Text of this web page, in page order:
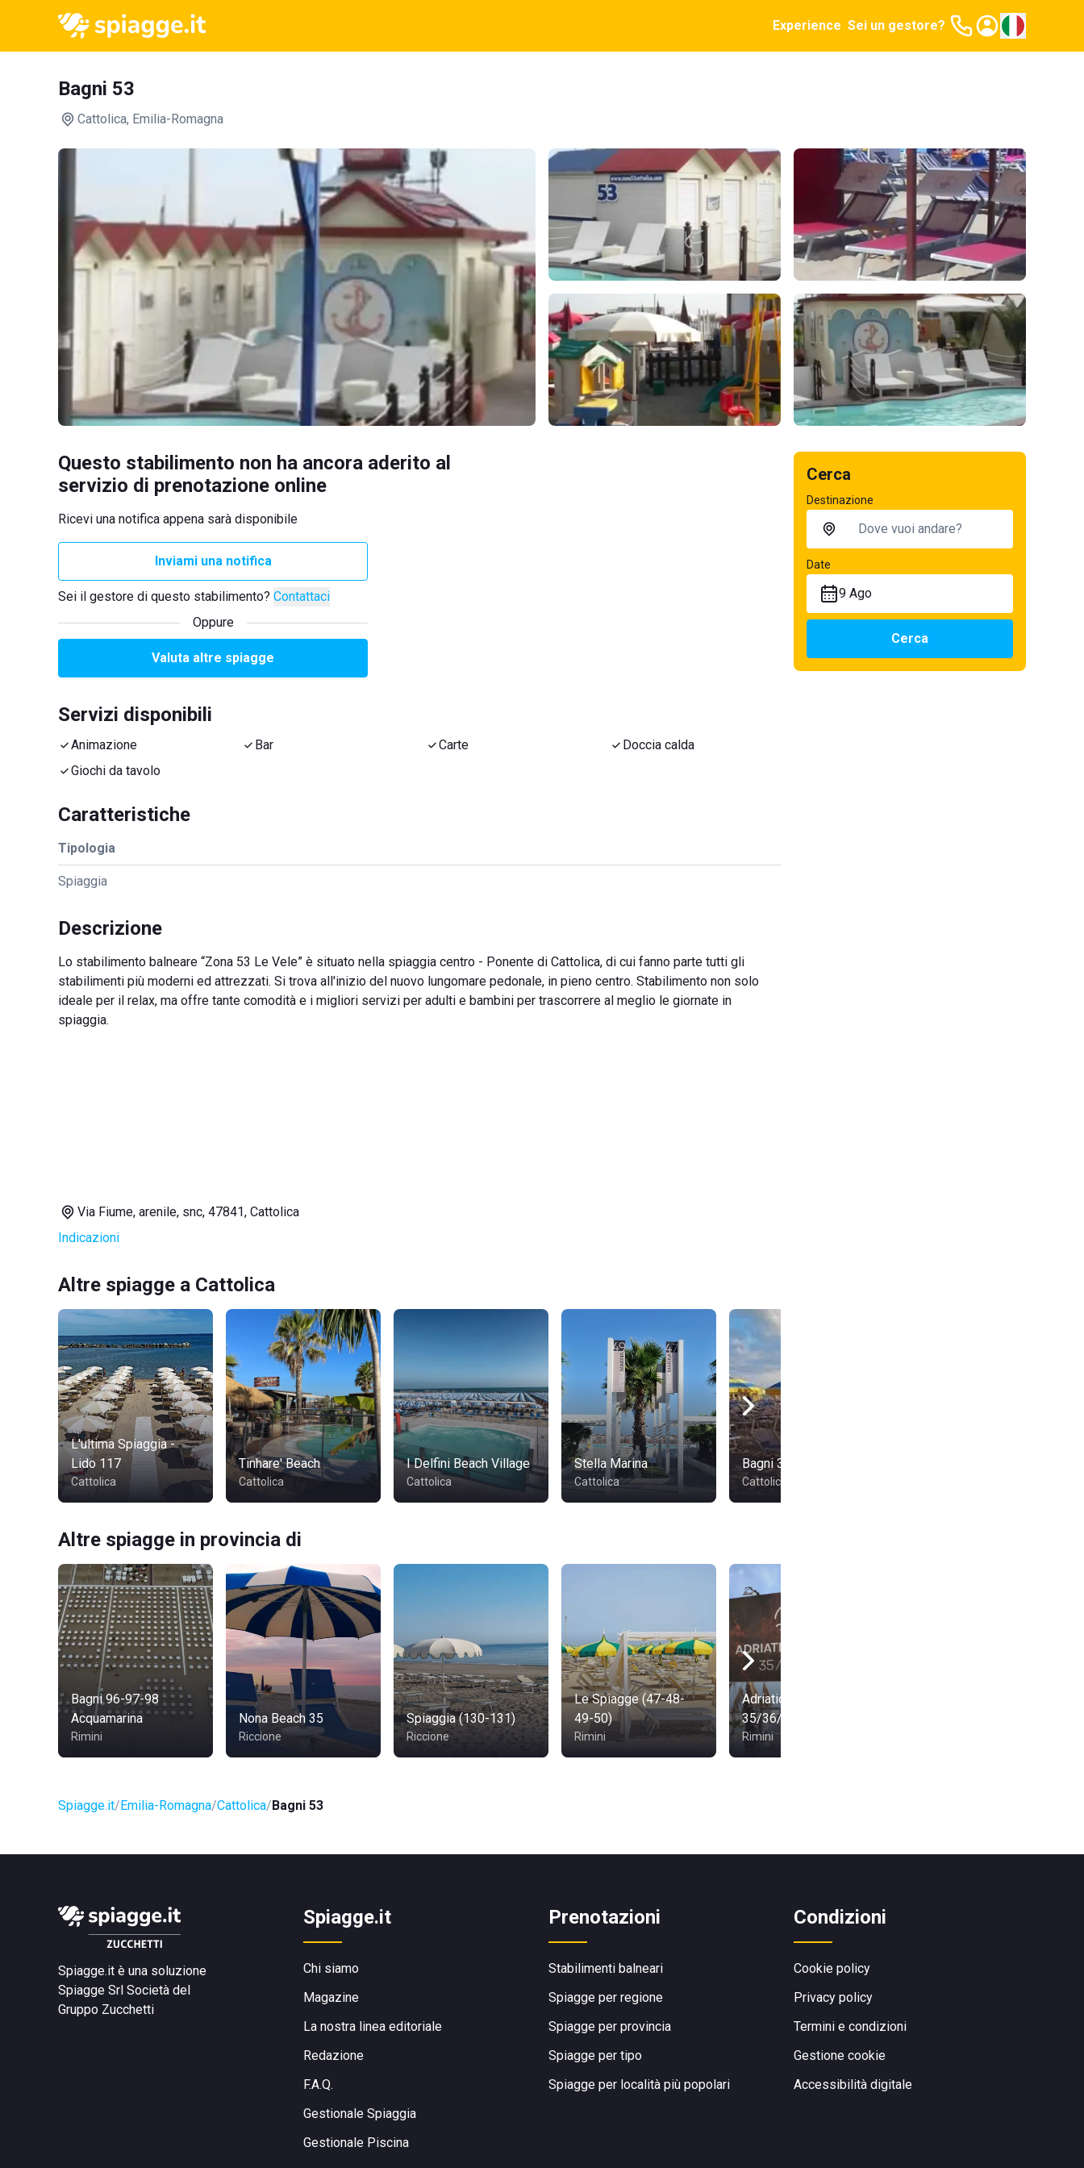
Experience Sei un gestore?
Bagni 53
Cattolica, Emilia-Romagna
Questo stabilimento non ha ancora aderito al
servizio di prenotazione online
Ricevi una notifica appena sarà disponibile
Inviami una notifica
Sei il gestore di questo stabilimento? Contattaci
Oppure
Valuta altre spiagge
Servizi disponibili
Animazione Bar Carte
Doccia calda
Giochi da tavolo
Caratteristiche
Tipologia
Spiaggia
Descrizione
Lo stabilimento balneare “Zona 53 Le Vele” è situato nella spiaggia centro - Ponente di Cattolica, di cui fanno parte tutti gli
stabilimenti più moderni ed attrezzati. Si trova all'inizio del nuovo lungomare pedonale, in pieno centro. Stabilimento non solo
ideale per il relax, ma offre tante comodità e i migliori servizi per adulti e bambini per trascorrere al meglio le giornate in
spiaggia.
Via Fiume, arenile, snc, 47841, Cattolica
Indicazioni
Altre spiagge a Cattolica
L'ultima Spiaggia -
Lido 117
Cattolica
Tinhare' Beach
Cattolica
I Delfini Beach Village
Cattolica
Stella Marina
Cattolica
Bagni 33 Cattolica
Cattolica
Altre spiagge in provincia di
Bagni 96-97-98
Acquamarina
Rimini
Nona Beach 35
Riccione
Spiaggia (130-131)
Riccione
Le Spiagge (47-48-
49-50)
Rimini
Adriatic Village
35/36/37
Rimini
Spiagge.it Emilia-Romagna Cattolica Bagni 53
Cerca
Destinazione
Date
9 Ago
Cerca
Spiagge.it è una soluzione
Spiagge Srl Società del
Gruppo Zucchetti
Spiagge.it
Chi siamo
Magazine
La nostra linea editoriale
Redazione
F.A.Q.
Gestionale Spiaggia
Gestionale Piscina
Prenotazioni
Stabilimenti balneari
Spiagge per regione
Spiagge per provincia
Spiagge per tipo
Spiagge per località più popolari
Condizioni
Cookie policy
Privacy policy
Termini e condizioni
Gestione cookie
Accessibilità digitale